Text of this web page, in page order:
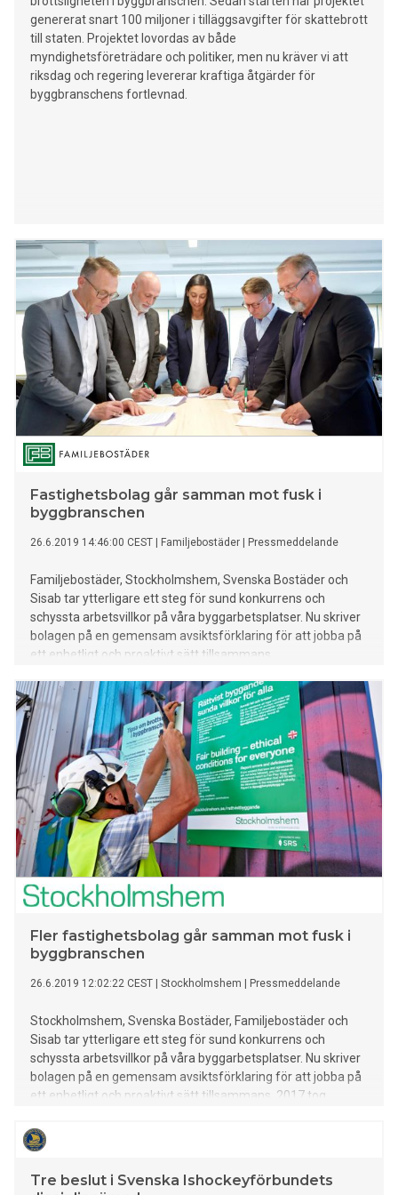
genererat snart 100 miljoner i tilläggsavgifter för skattebrott
till staten. Projektet lovordas av både
myndighetsföreträdare och politiker, men nu kräver vi att
riksdag och regering levererar kraftiga åtgärder för
byggbranschens fortlevnad.
Fastighetsbolag går samman mot fusk i
byggbranschen
26.6.2019 14:46:00 CEST Familjebostäder Pressmeddelande
Familjebostäder, Stockholmshem, Svenska Bostäder och
Sisab tar ytterligare ett steg för sund konkurrens och
schyssta arbetsvillkor på våra byggarbetsplatser. Nu skriver
bolagen på en gemensam avsiktsförklaring för att jobba på
ett enhetligt och proaktivt sätt tillsammans.
Fler fastighetsbolag går samman mot fusk i
byggbranschen
26.6.2019 12:02:22 CEST Stockholmshem Pressmeddelande
Stockholmshem, Svenska Bostäder, Familjebostäder och
Sisab tar ytterligare ett steg för sund konkurrens och
schyssta arbetsvillkor på våra byggarbetsplatser. Nu skriver
bolagen på en gemensam avsiktsförklaring för att jobba på
ett enhetligt och proaktivt sätt tillsammans. 2017 tog
motverka ekonomisk brottslighet, svartarbete och
oegentligheter på byggarbetsplatser. Modellen som
utvecklats för arbetet heter Rättvist byggande. – Vi måste
stoppa fusket. Att jobba hos oss innebär att köra lagligt.
Tre beslut i Svenska Ishockeyförbundets